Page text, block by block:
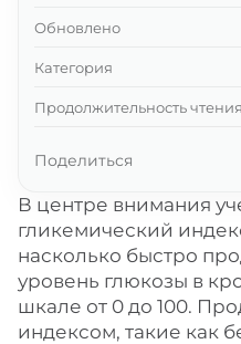
В центре внимания
гликемический
насколько быстро
уровень глюкозы в
шкале от 0 до 100.
индексом, такие как
Обновлено
Категория
Продолжительность чтения
Поделиться